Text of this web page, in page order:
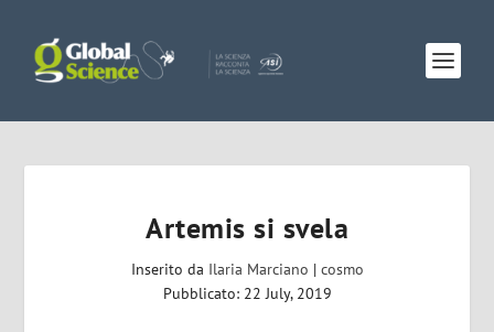
Artemis si svela
Inserito da Ilaria Marciano | cosmo
Pubblicato: 22 July, 2019